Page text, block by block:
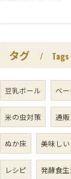
タグ Tags
豆乳ボール ベ
米の虫対策 通販
ぬか床 美味しい
レシピ 発酵食